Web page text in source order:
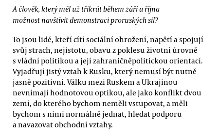
A člověk, který měl už třikrát během září a října
možnost navštívit demonstraci proruských sil?
To jsou lidé, kteří cítí sociální ohrožení, napětí a spojují
svůj strach, nejistotu, obavu z poklesu životní úrovně
s vládní politikou a její zahraničněpolitickou orientací.
Vyjadřují jistý vztah k Rusku, který nemusí být nutně
jasně pozitivní. Válku mezi Ruskem a Ukrajinou
nevnímají hodnotovou optikou, ale jako konflikt dvou
zemí, do kterého bychom neměli vstupovat, a měli
bychom s nimi normálně jednat, hledat podporu
a navazovat obchodní vztahy.